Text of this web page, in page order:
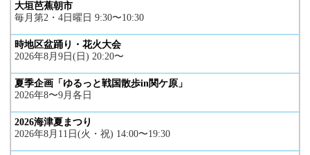
大垣芭蕉朝市
毎月第2・4日曜日 9:30〜10:30
時地区盆踊り・花火大会
2026年8月9日(日) 20:20〜
夏季企画「ゆるっと戦国散歩in関ケ原」
2026年8〜9月各日
2026海津夏まつり
2026年8月11日(火・祝) 14:00〜19:30